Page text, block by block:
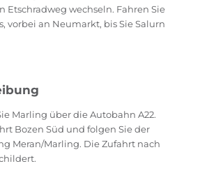
Etschradweg wechseln. Fahren Sie
vorbei an Neumarkt, bis Sie Salurn
Marling über die Autobahn A22.
Bozen Süd und folgen Sie der
Meran/Marling. Die Zufahrt nach